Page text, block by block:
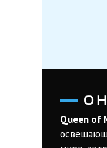
по
О
Queen of